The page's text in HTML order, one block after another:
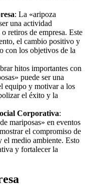
: La «aripoza
una actividad
retiros de empresa. Este
el cambio positivo y
con los objetivos de la
hitos importantes con
puede ser una
equipo y motivar a los
el éxito y la
Corporativa:
mariposas» en eventos
el compromiso de
el medio ambiente. Esto
y fortalecer la